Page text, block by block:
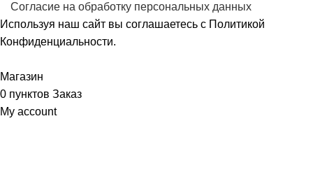
Согласие на обработку персональных данных
Используя наш сайт вы соглашаетесь с Политикой
Конфиденциальности.
Магазин
0 пунктов Заказ
My account